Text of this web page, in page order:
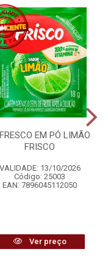
EM PÓ LIMÃO
FRISCO
VALIDADE: 13/10/2026
Código: 25003
EAN: 7896045112050
Ver preço